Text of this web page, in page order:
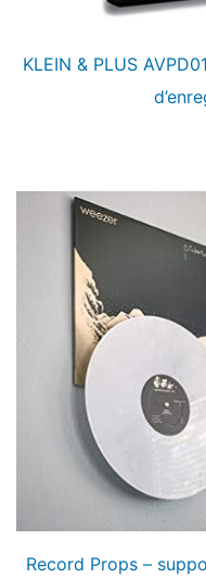
KLEIN & PLUS
Record Props –